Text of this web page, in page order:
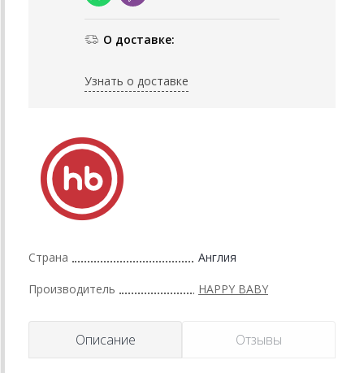
О доставке:
Узнать о доставке
Страна Англия
Производитель HAPPY BABY
Описание Отзывы